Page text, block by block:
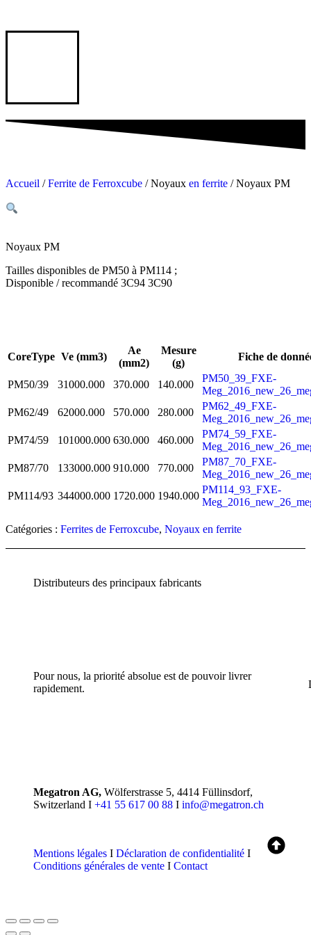
Accueil /Ferrite de Ferroxcube / Noyaux en ferrite / Noyaux PM
Noyaux PM
Tailles disponibles de PM50 à PM114 ;
Disponible / recommandé 3C94 3C90
CoreType Ve (mm3)
Ae
(mm2)
Mesure
(g)
Fiche de
PM50/39 31000.000 370.000 140.000
PM50_39_FXE-
PM62/49
62000.000 570.000 280.000
PM62_49_FXE-
PM74/59
101000.000 630.000 460.000
PM74_59_FXE-
PM87/70
133000.000 910.000 770.000
PM87_70_FXE-
PM114/93 344000.000 1720.000 1940.000
PM114_93_FXE-
Catégories : Ferrites de Ferroxcube, Noyaux en ferrite
Distributeurs des principaux fabricants
Pour nous, la priorité absolue est de pouvoir livrer
rapidement.
Megatron AG, Wölferstrasse 5, 4414 Füllinsdorf,
Switzerland I +41 55 617 00 88 I info@megatron.ch
Mentions légales I Déclaration de confidentialité I
Conditions générales de vente I Contact